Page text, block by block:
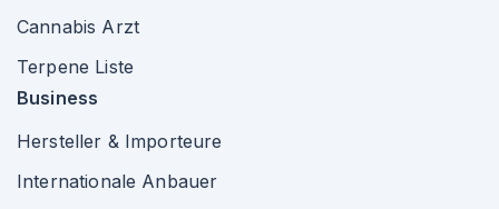
Cannabis Arzt
Terpene Liste
Business
Hersteller & Importeure
Internationale Anbauer